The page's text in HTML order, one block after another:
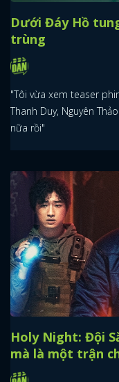
Dưới Đáy Hồ
trùng
"Tôi vừa xem teaser
Thanh Duy, Nguyên
nữa rồi"
Holy Night: Đội
mà là một trận